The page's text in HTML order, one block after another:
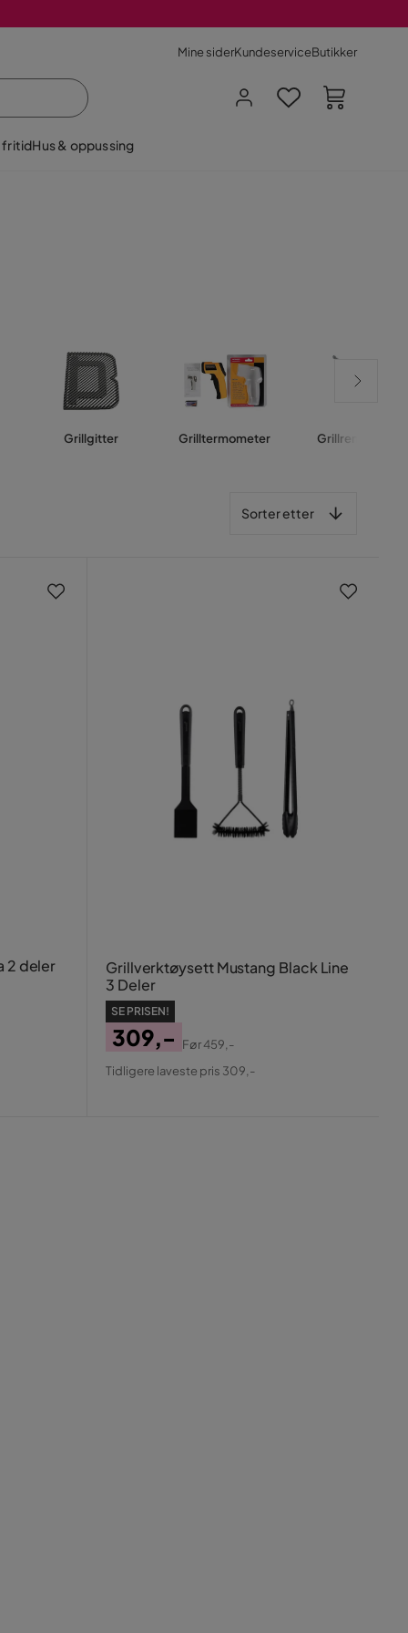
Mine siderKundeserviceButikker
fritidHus & oppussing
Grillgitter Grilltermometer Grillrengjøring
Sorter etter
2 deler
Grillverktøysett Mustang Black Line
3 Deler
SE PRISEN!
Pris
309,-
Original
Før459,-
Tidligere laveste pris 309,-